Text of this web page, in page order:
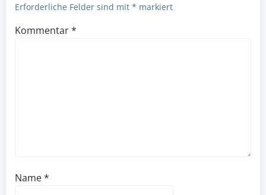
Erforderliche Felder sind mit * markiert
Kommentar*
Name*